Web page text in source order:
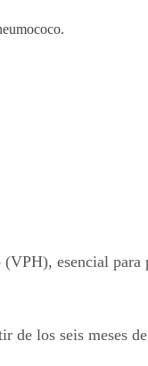
esencial
los seis meses